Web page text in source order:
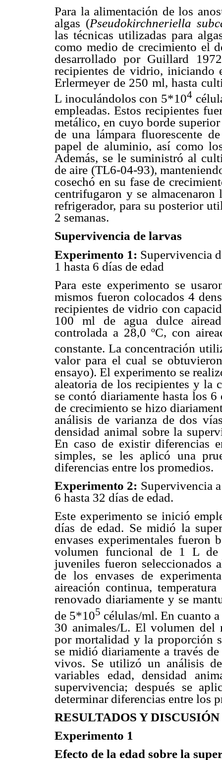
Para la alimentación de los
algas (Pseudokirchneriella
las técnicas utilizadas para
como medio de crecimiento el
desarrollado por Guillard
recipientes de vidrio, iniciando
Erlermeyer de 250 ml, hasta
L inoculándolos con 5*104
empleadas. Estos recipientes
metálico, en cuyo borde
de una lámpara fluorescente
papel de aluminio, así como
Además, se le suministró al
de aire (TL6-04-93),
cosechó en su fase de
centrifugaron y se
refrigerador, para su posterior
2 semanas.
Supervivencia de larvas
Experimento 1: Supervivencia
1 hasta 6 días de edad
Para este experimento se
mismos fueron colocados 4
recipientes de vidrio con
100 ml de agua dulce
controlada a 28,0 ºC, con
constante. La concentración
valor para el cual se
ensayo). El experimento se
aleatoria de los recipientes y la
se contó diariamente hasta los
de crecimiento se hizo
análisis de varianza de dos
densidad animal sobre la
En caso de existir diferencias
simples, se les aplicó una
diferencias entre los promedios.
Experimento 2: Supervivencia
6 hasta 32 días de edad.
Este experimento se inició
días de edad. Se midió la
envases experimentales
volumen funcional de 1 L
juveniles fueron seleccionados
de los envases de
aireación continua,
renovado diariamente y se
de 5*105 células/ml. En cuanto
30 animales/L. El volumen del
por mortalidad y la proporción
se midió diariamente a través
vivos. Se utilizó un análisis
variables edad, densidad
supervivencia; después se
determinar diferencias entre los
RESULTADOS Y DISCUSIÓN
Experimento 1
Efecto de la edad sobre la